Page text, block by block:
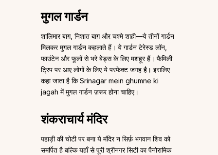
मुगल गार्डन
शालिमार बाग़, निशात बाग़ और चश्मे शाही—ये तीनों गार्डन
मिलकर मुगल गार्डन कहलाते हैं। ये गार्डन टेरेस्ड लॉन,
फाउंटेन और फूलों से भरे बेड्स के लिए मशहूर हैं। फैमिली
ट्रिप पर आए लोगों के लिए ये परफेक्ट जगह है। इसलिए
कहा जाता है कि Srinagar mein ghumne ki
jagah में मुगल गार्डन ज़रूर होना चाहिए।
शंकराचार्य मंदिर
पहाड़ी की चोटी पर बना ये मंदिर न सिर्फ़ भगवान शिव को
समर्पित है बल्कि यहाँ से पूरी श्रीनगर सिटी का पैनोरामिक